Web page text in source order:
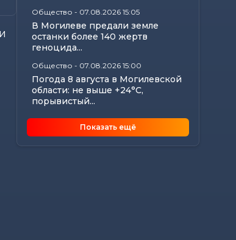
Общество - 07.08.2026 15:05
В Могилеве предали земле
останки более 140 жертв
геноцида...
Общество - 07.08.2026 15:00
Погода 8 августа в Могилевской
области: не выше +24°С,
порывистый...
Общество -07.08.2026 14:32
Какие ограничения действуют
на водоемах Могилевщины,
Показать ещё